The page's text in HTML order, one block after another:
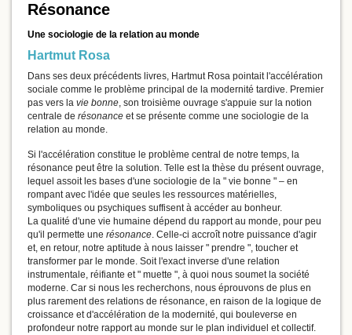
Résonance
Une sociologie de la relation au monde
Hartmut Rosa
Dans ses deux précédents livres, Hartmut Rosa pointait l'accélération
sociale comme le problème principal de la modernité tardive. Premier
pas vers la vie bonne, son troisième ouvrage s'appuie sur la notion
centrale de résonance et se présente comme une sociologie de la
relation au monde.
Si l'accélération constitue le problème central de notre temps, la
résonance peut être la solution. Telle est la thèse du présent ouvrage,
lequel assoit les bases d'une sociologie de la " vie bonne " – en
rompant avec l'idée que seules les ressources matérielles,
symboliques ou psychiques suffisent à accéder au bonheur.
La qualité d'une vie humaine dépend du rapport au monde, pour peu
qu'il permette une résonance. Celle-ci accroît notre puissance d'agir
et, en retour, notre aptitude à nous laisser " prendre ", toucher et
transformer par le monde. Soit l'exact inverse d'une relation
instrumentale, réifiante et " muette ", à quoi nous soumet la société
moderne. Car si nous les recherchons, nous éprouvons de plus en
plus rarement des relations de résonance, en raison de la logique de
croissance et d'accélération de la modernité, qui bouleverse en
profondeur notre rapport au monde sur le plan individuel et collectif.